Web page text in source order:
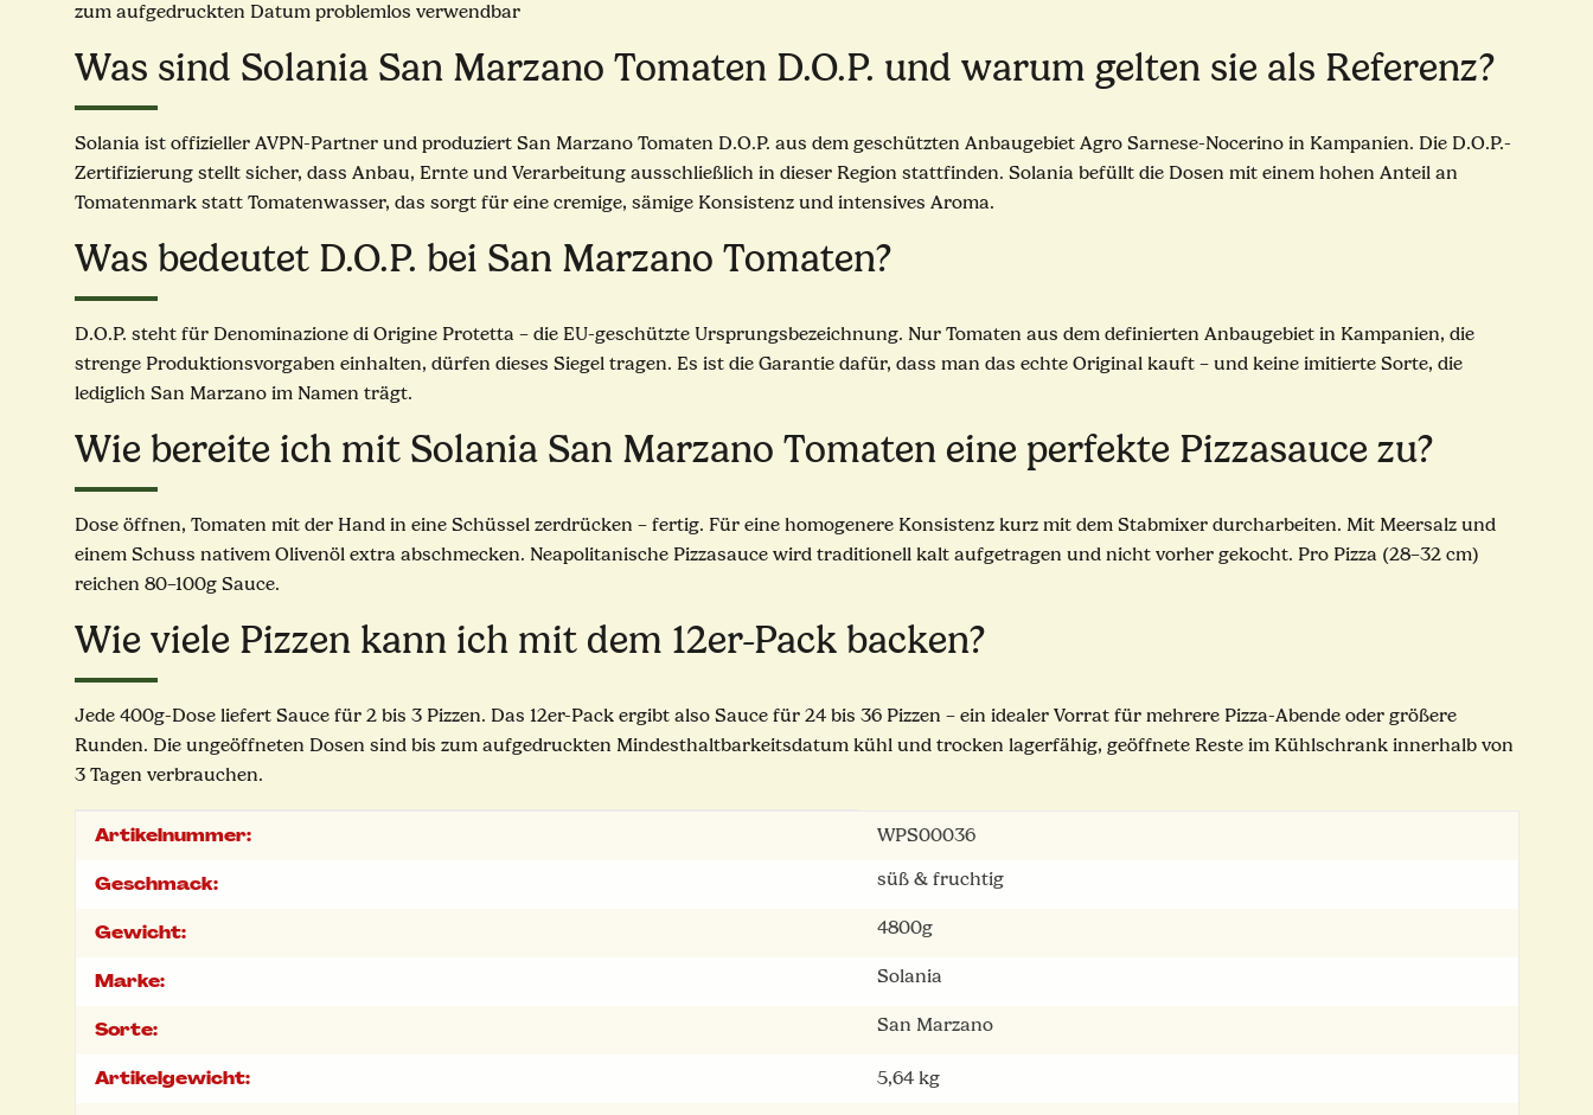
zum aufgedruckten Datum problemlos verwendbar
Was sind Solania San Marzano Tomaten D.O.P. und warum gelten sie als Referenz?
Solania ist offizieller AVPN-Partner und produziert San Marzano Tomaten D.O.P. aus dem geschützten Anbaugebiet Agro Sarnese-Nocerino in Kampanien. Die D.O.P.-
Zertifizierung stellt sicher, dass Anbau, Ernte und Verarbeitung ausschließlich in dieser Region stattfinden. Solania befüllt die Dosen mit einem hohen Anteil an
Tomatenmark statt Tomatenwasser, das sorgt für eine cremige, sämige Konsistenz und intensives Aroma.
Was bedeutet D.O.P. bei San Marzano Tomaten?
D.O.P. steht für Denominazione di Origine Protetta – die EU-geschützte Ursprungsbezeichnung. Nur Tomaten aus dem definierten Anbaugebiet in Kampanien, die
strenge Produktionsvorgaben einhalten, dürfen dieses Siegel tragen. Es ist die Garantie dafür, dass man das echte Original kauft – und keine imitierte Sorte, die
lediglich San Marzano im Namen trägt.
Wie bereite ich mit Solania San Marzano Tomaten eine perfekte Pizzasauce zu?
Dose öffnen, Tomaten mit der Hand in eine Schüssel zerdrücken – fertig. Für eine homogenere Konsistenz kurz mit dem Stabmixer durcharbeiten. Mit Meersalz und
einem Schuss nativem Olivenöl extra abschmecken. Neapolitanische Pizzasauce wird traditionell kalt aufgetragen und nicht vorher gekocht. Pro Pizza (28–32 cm)
reichen 80–100g Sauce.
Wie viele Pizzen kann ich mit dem 12er-Pack backen?
Jede 400g-Dose liefert Sauce für 2 bis 3 Pizzen. Das 12er-Pack ergibt also Sauce für 24 bis 36 Pizzen – ein idealer Vorrat für mehrere Pizza-Abende oder größere
Runden. Die ungeöffneten Dosen sind bis zum aufgedruckten Mindesthaltbarkeitsdatum kühl und trocken lagerfähig, geöffnete Reste im Kühlschrank innerhalb von
3 Tagen verbrauchen.
Produkteigenschaft
Wert
Artikelnummer: WPS00036
Geschmack: süß & fruchtig
Gewicht: 4800g
Marke: Solania
Sorte: San Marzano
Artikelgewicht: 5,64 kg